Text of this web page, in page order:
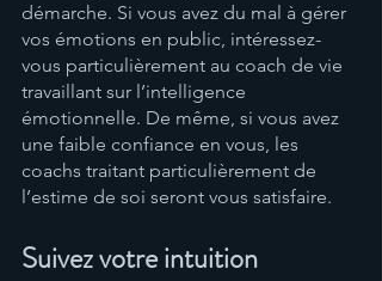
démarche. Si vous avez du mal à gérer
vos émotions en public, intéressez-
vous particulièrement au coach de vie
travaillant sur l’intelligence
émotionnelle. De même, si vous avez
une faible confiance en vous, les
coachs traitant particulièrement de
l’estime de soi seront vous satisfaire.
Suivez votre intuition